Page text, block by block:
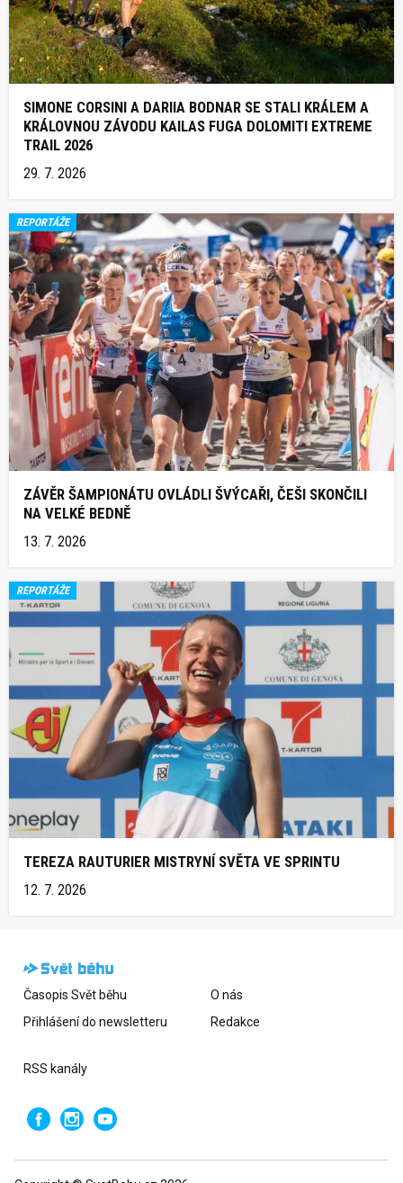
SIMONE CORSINI A DARIIA BODNAR SE STALI KRÁLEM A
KRÁLOVNOU ZÁVODU KAILAS FUGA DOLOMITI EXTREME
TRAIL 2026
29. 7. 2026
REPORTÁŽE
ZÁVĚR ŠAMPIONÁTU OVLÁDLI ŠVÝCAŘI, ČEŠI SKONČILI
NA VELKÉ BEDNĚ
13. 7. 2026
REPORTÁŽE
TEREZA RAUTURIER MISTRYNÍ SVĚTA VE SPRINTU
12. 7. 2026
Časopis Svět běhu
Přihlášení do newsletteru
O nás
Redakce
RSS kanály